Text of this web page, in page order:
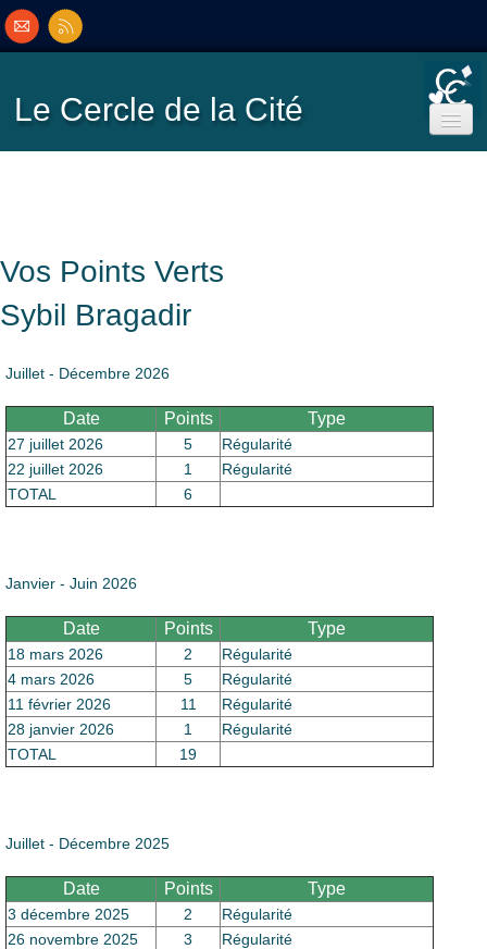
Le Cercle de la Cité
Classement
Le Club
Vos Points Verts
Sybil Bragadir
Juillet - Décembre 2026
Date Points Type
27 juillet 2026 5
Régularité
22 juillet 2026
1
Régularité
TOTAL
6
Janvier - Juin 2026
Date Points Type
18 mars 2026 2
Régularité
4 mars 2026
5
Régularité
11 février 2026
11
Régularité
28 janvier 2026
1
Régularité
TOTAL
19
Juillet - Décembre 2025
Date Points Type
3 décembre 2025 2
Régularité
26 novembre 2025
3
Régularité